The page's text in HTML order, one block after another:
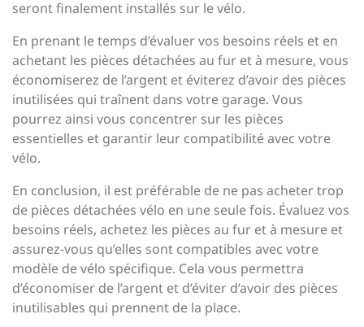
seront finalement installés sur le vélo.
En prenant le temps d’évaluer vos besoins réels et en
achetant les pièces détachées au fur et à mesure, vous
économiserez de l’argent et éviterez d’avoir des pièces
inutilisées qui traînent dans votre garage. Vous
pourrez ainsi vous concentrer sur les pièces
essentielles et garantir leur compatibilité avec votre
vélo.
En conclusion, il est préférable de ne pas acheter trop
de pièces détachées vélo en une seule fois. Évaluez vos
besoins réels, achetez les pièces au fur et à mesure et
assurez-vous qu’elles sont compatibles avec votre
modèle de vélo spécifique. Cela vous permettra
d’économiser de l’argent et d’éviter d’avoir des pièces
inutilisables qui prennent de la place.